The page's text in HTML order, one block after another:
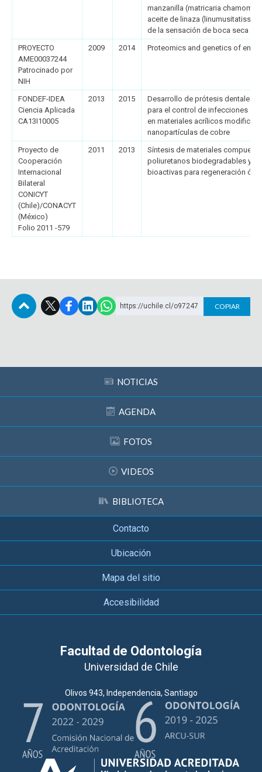
manzanilla (matricaria
aceite de linaza
de la sensación de boca seca
PROYECTO
AME00037244
Patrocinado por
NIH
2009 2014 Proteomics and genetics of
FONDEF-IDEA
Ciencia Aplicada
CA13I10005
2013 2015
Desarrollo de prótesis dentales
para el control de infecciones
en materiales acrílicos
nanopartículas de cobre
Proyecto de
Cooperación
Internacional
Bilateral
CONICYT
(Chile)/CONACYT
(México)
Folio 2011 -579
2011 2013
Síntesis de materiales
poliuretanos biodegradables y
bioactivas para regeneración
https://uchile.cl/o97247 COPIAR
NOTICIAS
AGENDA
FOTOS
VIDEOS
BIBLIOTECA
Contacto
Ubicación
Mapa del sitio
Accesibilidad
Facultad de Odontología
Universidad de Chile
Olivos 943, Independencia, Santiago